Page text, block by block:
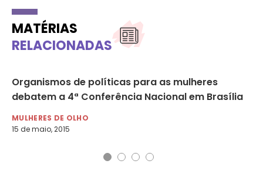
MATÉRIAS
RELACIONADAS
Organismos de políticas para as mulheres
debatem a 4ª Conferência Nacional em Brasília
MULHERES DE OLHO
15 de maio, 2015